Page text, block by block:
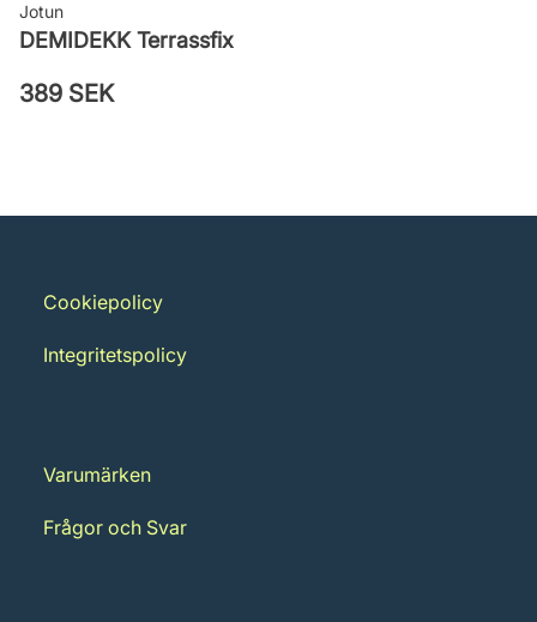
Jotun
DEMIDEKK Terrassfix
389 SEK
Cookiepolicy
Integritetspolicy
Varumärken
Frågor och Svar